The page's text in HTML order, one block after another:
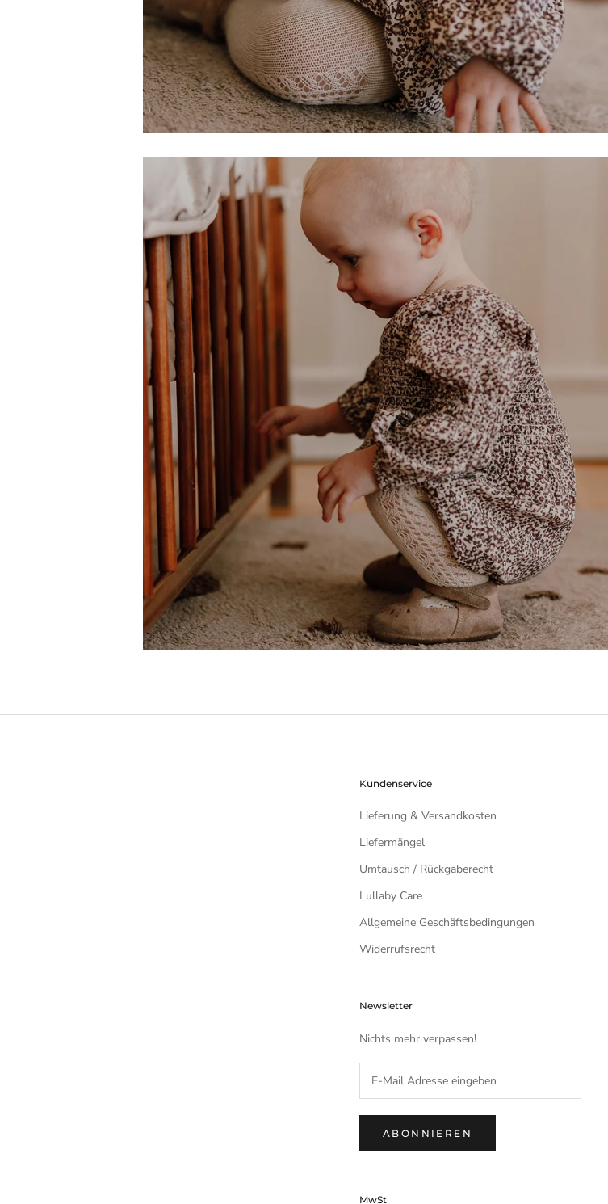
Kundenservice
Lieferung & Versandkosten
Liefermängel
Umtausch / Rückgaberecht
Lullaby Care
Allgemeine Geschäftsbedingungen
Widerrufsrecht
Newsletter
Nichts mehr verpassen!
ABONNIEREN
MwSt